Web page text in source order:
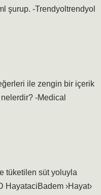
şurup. -Trendyoltrendyol
ile zengin bir içerik
-Medical
tüketilen süt yoluyla
HayataciBadem ›Hayat›